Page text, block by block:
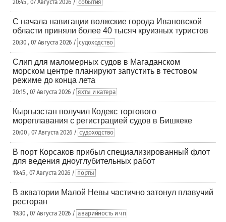
20:45 , 07 Августа 2026 / события
С начала навигации волжские города Ивановской
области приняли более 40 тысяч круизных туристов
20:30 , 07 Августа 2026 / судоходство
Слип для маломерных судов в Магаданском
морском центре планируют запустить в тестовом
режиме до конца лета
20:15 , 07 Августа 2026 / яхты и катера
Кыргызстан получил Кодекс торгового
мореплавания с регистрацией судов в Бишкеке
20:00 , 07 Августа 2026 / судоходство
В порт Корсаков прибыл специализированный флот
для ведения дноуглубительных работ
19:45 , 07 Августа 2026 / порты
В акватории Малой Невы частично затонул плавучий
ресторан
19:30 , 07 Августа 2026 / аварийность и чп